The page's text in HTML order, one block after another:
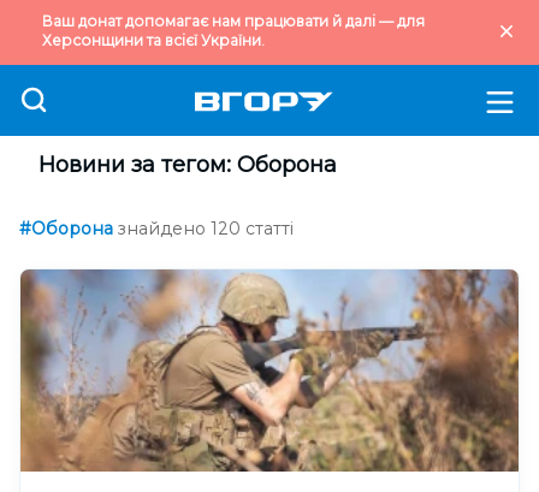
Ваш донат допомагає нам працювати й далі — для
Херсонщини та всієї України.
Новини за тегом: Оборона
#Оборона знайдено 120 статті